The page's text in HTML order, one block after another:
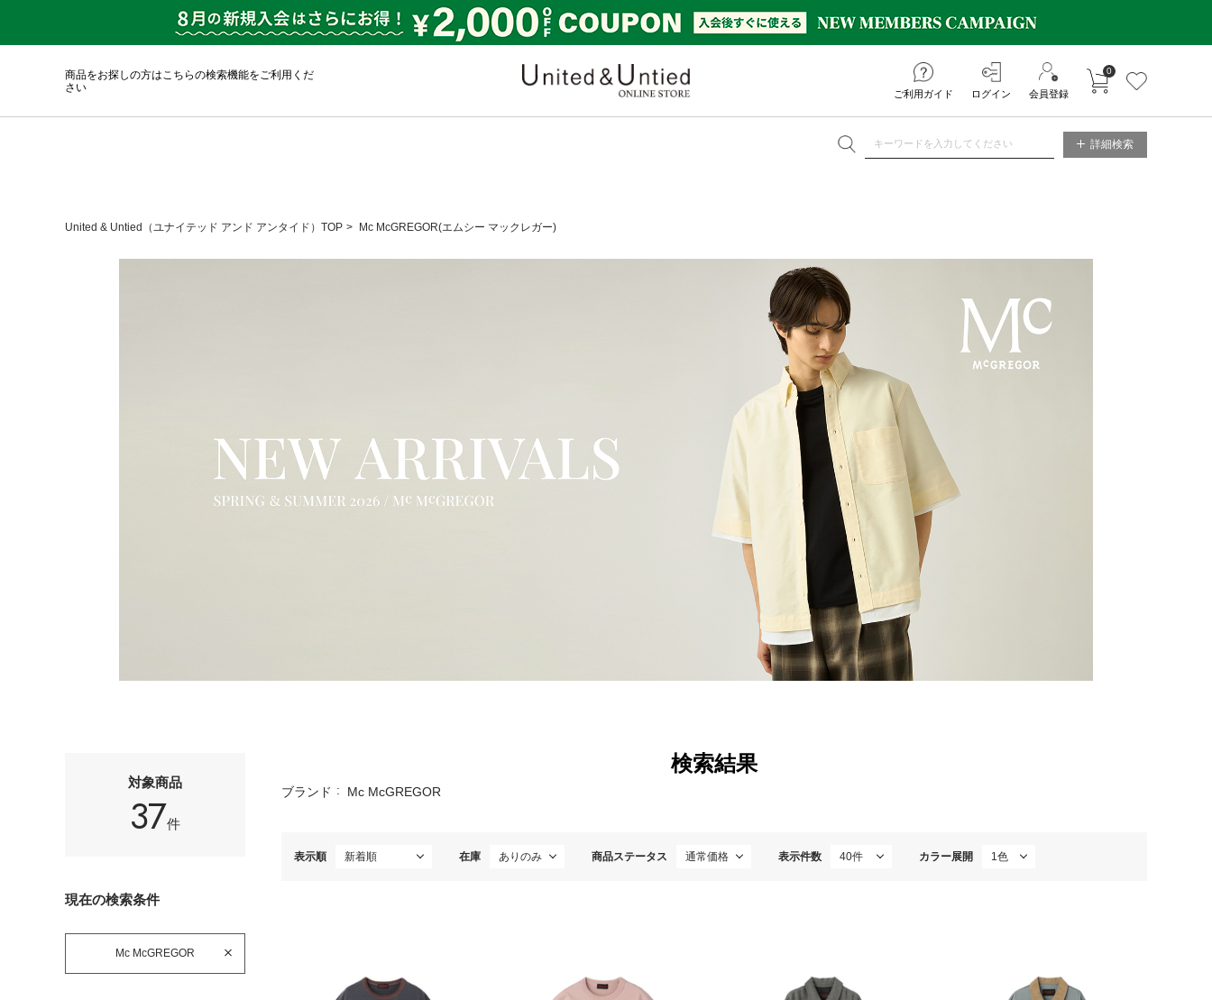
商品をお探しの方はこちらの検索機能をご利用くだ
さい
ご利用ガイド ログイン 会員登録
カートに入れる
0
詳細検索
United & Untied（ユナイテッド アンド アンタイド）TOP Mc McGREGOR(エムシー マックレガー)
対象商品
37件
現在の検索条件
Mc McGREGOR
検索結果
ブランド Mc McGREGOR
表示順 在庫 商品ステータス 表示件数 カラー展開